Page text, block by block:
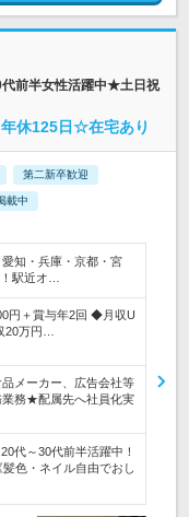
前半女性活躍中★土日祝
休125日☆在宅あり
第二新卒歓迎
載中
愛知・兵庫・京都・宮
駅近オ…
円＋賞与年2回 ◆月収U
20万円…
メーカー、広告会社等
業務★配属先へ社員化実
代～30代前半活躍中！
色・ネイル自由でおし